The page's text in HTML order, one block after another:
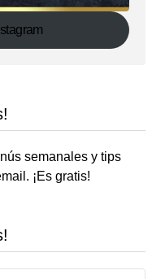
semanales y tips
¡Es gratis!